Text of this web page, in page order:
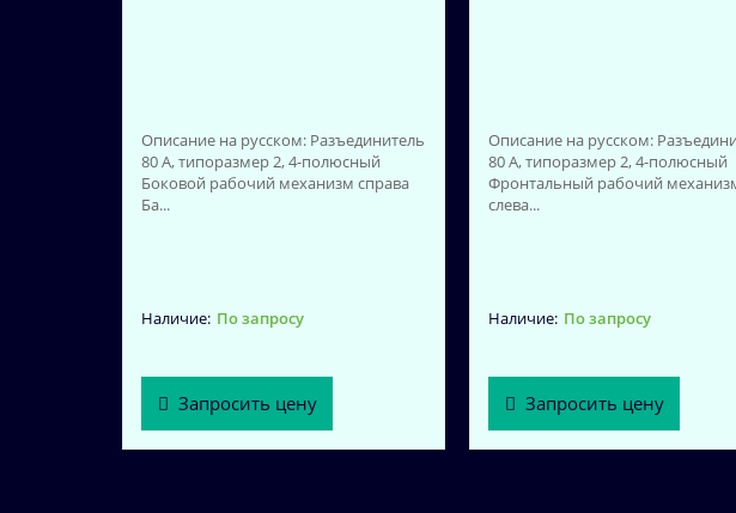
Описание на русском: Разъединитель
80 A, типоразмер 2, 4-полюсный
Боковой рабочий механизм справа
Ба...
По запросу
Запросить цену
Описание на русском:
80 A, типоразмер 2, 4-полюсный
Фронтальный рабочий
слева...
По запросу
Запросить цену